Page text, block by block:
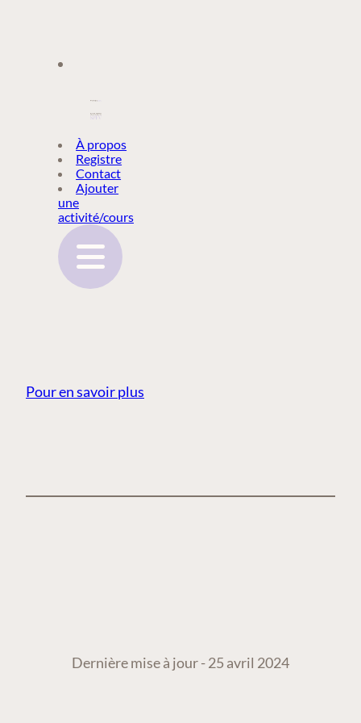
REGISTRE
CONTACT
À propos
Registre
Contact
Ajouter
une
activité/cours
Pour en savoir plus
Dernière mise à jour - 25 avril 2024